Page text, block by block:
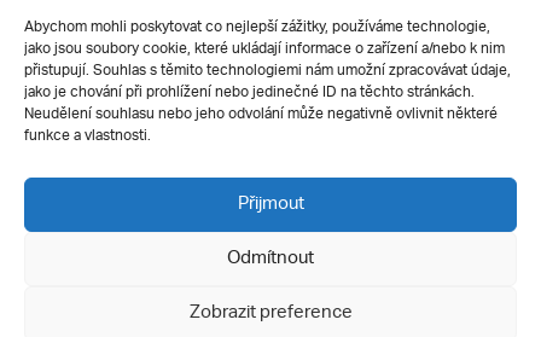
Abychom mohli poskytovat co nejlepší zážitky, používáme technologie,
jako jsou soubory cookie, které ukládají informace o zařízení a/nebo k nim
přistupují. Souhlas s těmito technologiemi nám umožní zpracovávat údaje,
jako je chování při prohlížení nebo jedinečné ID na těchto stránkách.
Neudělení souhlasu nebo jeho odvolání může negativně ovlivnit některé
funkce a vlastnosti.
Přijmout
Odmítnout
Zobrazit preference
Silverius
Pro uchazeče
Přijímací řízení
E-prihlaska
Přípravné kurzy
Ochrana soukromí
Všechna práva vyhrazena